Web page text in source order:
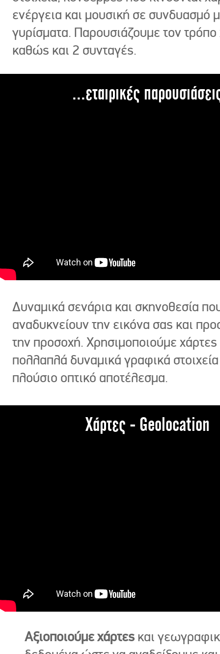
ενέργεια και μουσική σε συνδυασμό
γυρίσματα. Παρουσιάζουμε τον
καθώς και 2 συνταγές.
...εταιρικές
Δυναμικά σενάρια και σκηνοθεσία
αναδυκνείουν την εικόνα σας και
την προσοχή. Χρησιμοποιούμε χάρτες
πολλαπλά δυναμικά γραφικά στοιχεία
πλούσιο οπτικό αποτέλεσμα.
Χάρτες - Geolocation
Αξιοποιούμε χάρτες και